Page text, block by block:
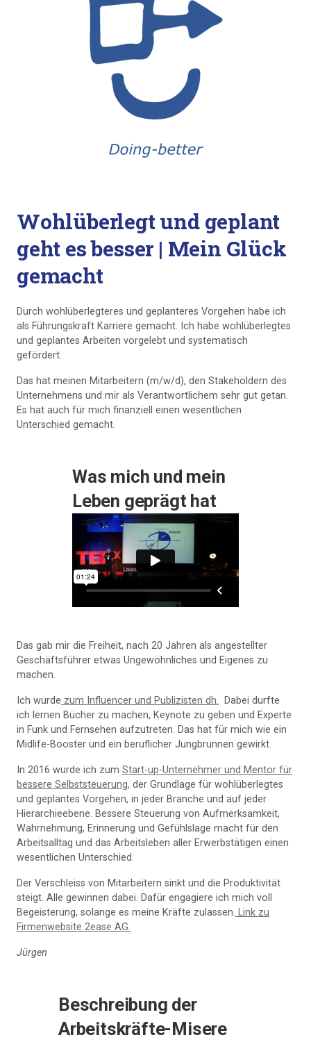
Wohlüberlegt und geplant
geht es besser | Mein Glück
gemacht
Durch wohlüberlegteres und geplanteres Vorgehen habe ich
als Führungskraft Karriere gemacht. Ich habe wohlüberlegtes
und geplantes Arbeiten vorgelebt und systematisch
gefördert.
Das hat meinen Mitarbeitern (m/w/d), den Stakeholdern des
Unternehmens und mir als Verantwortlichem sehr gut getan.
Es hat auch für mich finanziell einen wesentlichen
Unterschied gemacht.
Was mich und mein
Leben geprägt hat
Das gab mir die Freiheit, nach 20 Jahren als angestellter
Geschäftsführer etwas Ungewöhnliches und Eigenes zu
machen.
Ich wurde zum Influencer und Publizisten dh. Dabei durfte
ich lernen Bücher zu machen, Keynote zu geben und Experte
in Funk und Fernsehen aufzutreten. Das hat für mich wie ein
Midlife-Booster und ein beruflicher Jungbrunnen gewirkt.
In 2016 wurde ich zum Start-up-Unternehmer und Mentor für
bessere Selbststeuerung, der Grundlage für wohlüberlegtes
und geplantes Vorgehen, in jeder Branche und auf jeder
Hierarchieebene. Bessere Steuerung von Aufmerksamkeit,
Wahrnehmung, Erinnerung und Gefühlslage macht für den
Arbeitsalltag und das Arbeitsleben aller Erwerbstätigen einen
wesentlichen Unterschied.
Der Verschleiss von Mitarbeitern sinkt und die Produktivität
steigt. Alle gewinnen dabei. Dafür engagiere ich mich voll
Begeisterung, solange es meine Kräfte zulassen. Link zu
Firmenwebsite 2ease AG.
Jürgen
Beschreibung der
Arbeitskräfte-Misere